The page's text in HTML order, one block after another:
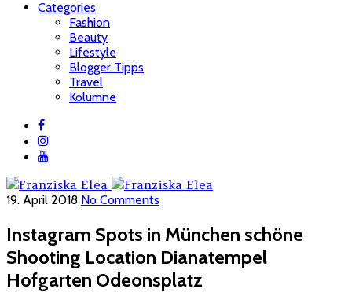
Categories
Fashion
Beauty
Lifestyle
Blogger Tipps
Travel
Kolumne
19. April 2018 No Comments
Instagram Spots in München schöne
Shooting Location Dianatempel
Hofgarten Odeonsplatz